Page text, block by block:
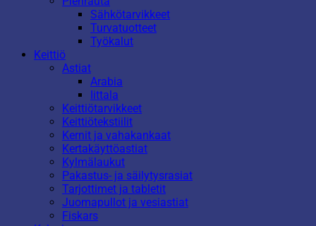
Sähkötarvikkeet
Turvatuotteet
Työkalut
Keittiö
Astiat
Arabia
Iittala
Keittiötarvikkeet
Keittiötekstiilit
Kernit ja vahakankaat
Kertakäyttöastiat
Kylmälaukut
Pakastus- ja säilytysrasiat
Tarjottimet ja tabletit
Juomapullot ja vesiastiat
Fiskars